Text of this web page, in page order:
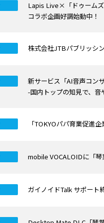
Lapis Live×「ドゥームズ
コラボ企画好調始動中！
株式会社JTBパブリッシ
新サービス「AI音声コン
-国内トップの知見で、
「TOKYOパパ育業促進
mobile VOCALOIDに「
ガイノイドTalk サポート